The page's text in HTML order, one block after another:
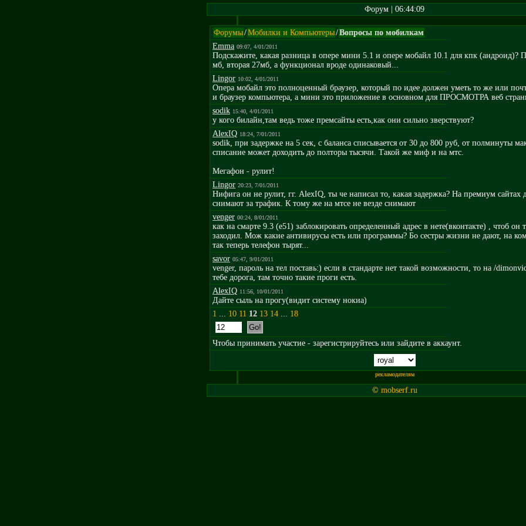
Форум | 06:44:09
Форумы/Мобилки и Компьютеры/Вопросы по мобилкам
Emma 09:07, 4/01/2011
Подскажите, какая разница в опере мини 5.1 и опере мобайл 10.1 для кпк (андроид)?
мб, вторая 27мб, а функционал вроде одинаковый...
Lingor 10:02, 4/01/2011
Опера мобайл это полноценный браузер, который по идее должен уметь то же или
и браузер компьютера, а мини это приложение в основном для ПРОСМОТРА веб
sodik 15:40, 4/01/2011
у кого билайн,там ведь тоже премсайты есть,как они сильно зверствуют?
AlexIQ 18:24, 7/01/2011
sodik, при задержке на 5 сек, с баланса списывается от 30 до 800 руб, от полминуты
списание может доходить до полторы тысячи. Такой же миф и на мтс.
Мегафон - рулит!
Lingor 20:23, 7/01/2011
Нифига он не рулит, гг. AlexIQ, ты че написал то, какая задержка? На премиум сайтах
снимают за трафик. К тому же на мтсе не везде снимают
venger 00:24, 8/01/2011
как на смарте 9.3 (е51) заблокировать определенный адрес в нете(вконтакте) , чтоб он
заходил. Мож какие антивирусы есть или программы? Бо сестры жизни не дают, на
так теперь телефон тырят...
savor 05:47, 9/01/2011
venger, пароль на тел поставь:) если в стандарте нет такой возможности, то на /
тебе дорога, там точно такие проги есть.
AlexIQ 11:56, 10/01/2011
Дайте сыль на прогу(видит систему нокиа)
1 ... 10 11 12 13 14 ... 18
Чтобы принимать участие - зарегистрируйтесь или зайдите в аккаунт.
рекламодателям
© mobserf.ru